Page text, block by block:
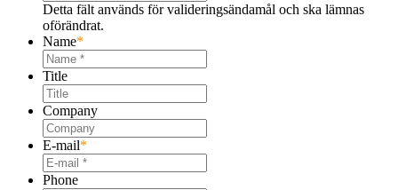
Detta fält används för valideringsändamål och ska lämnas
oförändrat.
Name*
Title
Company
E-mail*
Phone